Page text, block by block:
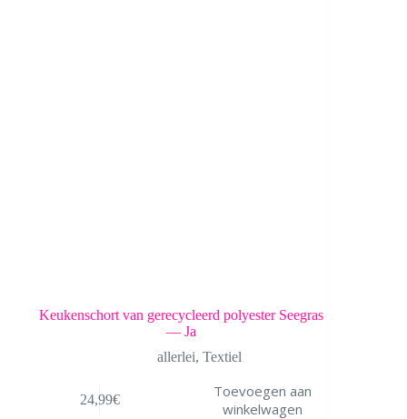
Keukenschort van gerecycleerd polyester Seegras
— Ja
allerlei, Textiel
24,99€
Toevoegen aan
winkelwagen